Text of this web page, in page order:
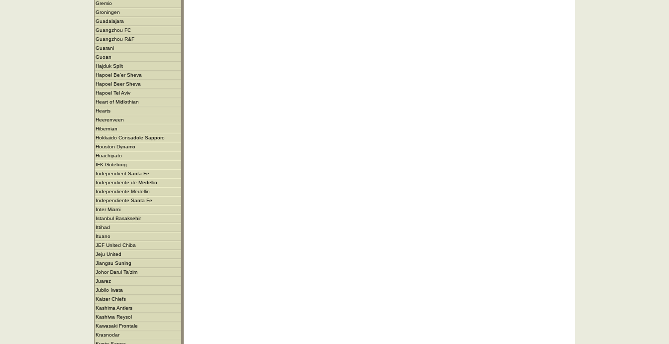
Gremio
Groningen
Guadalajara
Guangzhou FC
Guangzhou R&F
Guarani
Guoan
Hajduk Split
Hapoel Be'er Sheva
Hapoel Beer Sheva
Hapoel Tel Aviv
Heart of Midlothian
Hearts
Heerenveen
Hibernian
Hokkaido Consadole Sapporo
Houston Dynamo
Huachipato
IFK Goteborg
Independient Santa Fe
Independiente de Medellin
Independiente Medellin
Independiente Santa Fe
Inter Miami
Istanbul Basaksehir
Ittihad
Ituano
JEF United Chiba
Jeju United
Jiangsu Suning
Johor Darul Ta'zim
Juarez
Jubilo Iwata
Kaizer Chiefs
Kashima Antlers
Kashiwa Reysol
Kawasaki Frontale
Krasnodar